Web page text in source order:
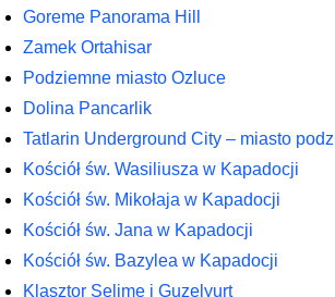
Goreme Panorama Hill
Zamek Ortahisar
Podziemne miasto Ozluce
Dolina Pancarlik
Tatlarin Underground City – miasto
Kościół św. Wasiliusza w Kapadocji
Kościół św. Mikołaja w Kapadocji
Kościół św. Jana w Kapadocji
Kościół św. Bazylea w Kapadocji
Klasztor Selime i Guzelyurt